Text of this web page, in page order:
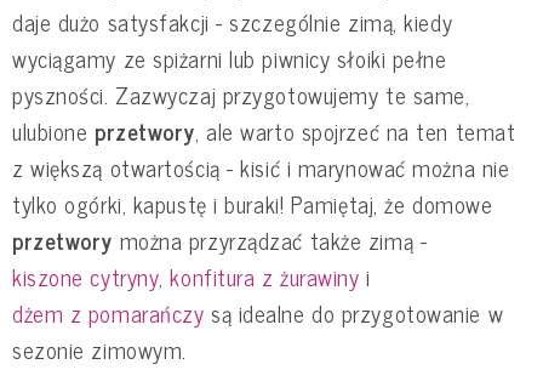
daje dużo satysfakcji - szczególnie zimą, kiedy
wyciągamy ze spiżarni lub piwnicy słoiki pełne
pyszności. Zazwyczaj przygotowujemy te same,
ulubione przetwory, ale warto spojrzeć na ten temat
z większą otwartością - kisić i marynować można nie
tylko ogórki, kapustę i buraki! Pamiętaj, że domowe
przetwory można przyrządzać także zimą -
kiszone cytryny,konfitura z żurawiny i
dżem z pomarańczy są idealne do przygotowanie w
sezonie zimowym.